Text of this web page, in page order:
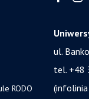
RODO
ul.
tel. +48